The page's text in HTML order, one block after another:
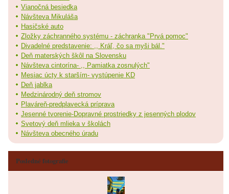
Vianočná besiedka
Návšteva Mikuláša
Hasičské auto
Zložky záchranného systému - záchranka "Prvá pomoc"
Divadelné predstavenie: ,, Kráľ, čo sa myši bál."
Deň materských škôl na Slovensku
Návšteva cintorína- ,, Pamiatka zosnulých"
Mesiac úcty k starším- vystúpenie KD
Deň jablka
Medzinárodný deň stromov
Plaváreň-predplavecká príprava
Jesenné tvorenie-Dopravné prostriedky z jesenných plodov
Svetový deň mlieka v školách
Návšteva obecného úradu
Posledné fotografie